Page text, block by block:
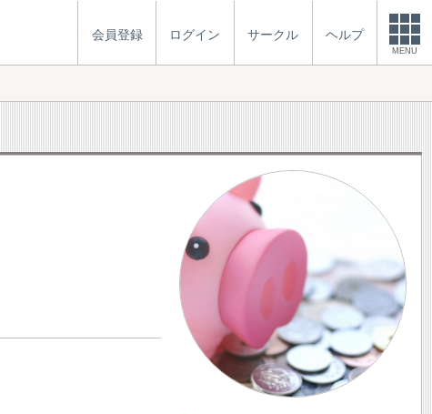
会員登録 ログイン サークル ヘルプ
MENU